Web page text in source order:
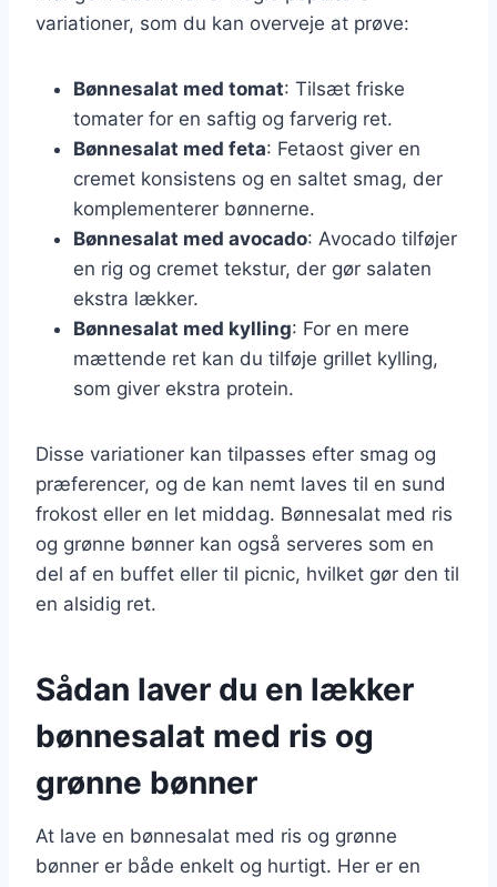
variationer, som du kan overveje at prøve:
Bønnesalat med tomat: Tilsæt friske
tomater for en saftig og farverig ret.
Bønnesalat med feta: Fetaost giver en
cremet konsistens og en saltet smag, der
komplementerer bønnerne.
Bønnesalat med avocado: Avocado tilføjer
en rig og cremet tekstur, der gør salaten
ekstra lækker.
Bønnesalat med kylling: For en mere
mættende ret kan du tilføje grillet kylling,
som giver ekstra protein.
Disse variationer kan tilpasses efter smag og
præferencer, og de kan nemt laves til en sund
frokost eller en let middag. Bønnesalat med ris
og grønne bønner kan også serveres som en
del af en buffet eller til picnic, hvilket gør den til
en alsidig ret.
Sådan laver du en lækker
bønnesalat med ris og
grønne bønner
At lave en bønnesalat med ris og grønne
bønner er både enkelt og hurtigt. Her er en